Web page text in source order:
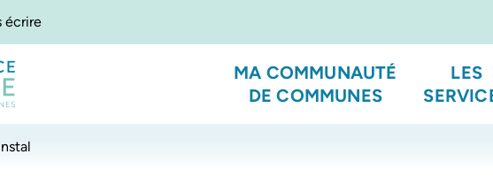
écrire
Garonne
MA COMMUNAUTÉ
DE COMMUNES
LES